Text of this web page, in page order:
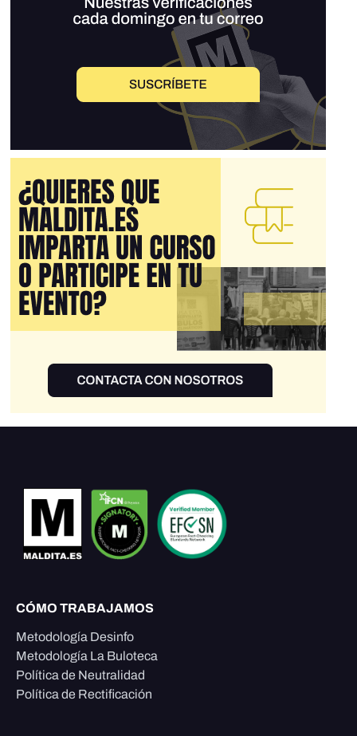
CÓMO TRABAJAMOS
Metodología Desinfo
Metodología La Buloteca
Política de Neutralidad
Política de Rectificación